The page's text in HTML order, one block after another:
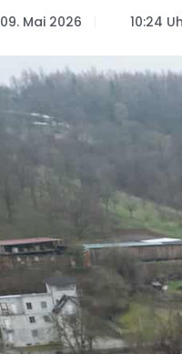
09. Mai 2026 10:24